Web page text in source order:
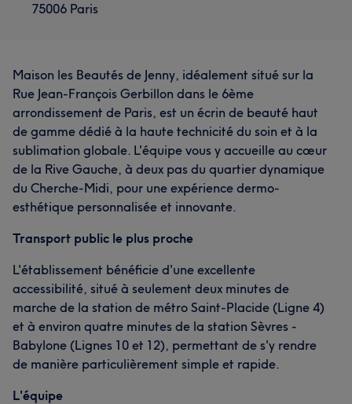
75006 Paris
Maison les Beautés de Jenny, idéalement situé sur la
Rue Jean-François Gerbillon dans le 6ème
arrondissement de Paris, est un écrin de beauté haut
de gamme dédié à la haute technicité du soin et à la
sublimation globale. L'équipe vous y accueille au cœur
de la Rive Gauche, à deux pas du quartier dynamique
du Cherche-Midi, pour une expérience dermo-
esthétique personnalisée et innovante.
Transport public le plus proche
L'établissement bénéficie d'une excellente
accessibilité, situé à seulement deux minutes de
marche de la station de métro Saint-Placide (Ligne 4)
et à environ quatre minutes de la station Sèvres -
Babylone (Lignes 10 et 12), permettant de s'y rendre
de manière particulièrement simple et rapide.
L'équipe